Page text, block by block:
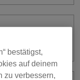
bestätigst,
auf deinem
zu verbessern,